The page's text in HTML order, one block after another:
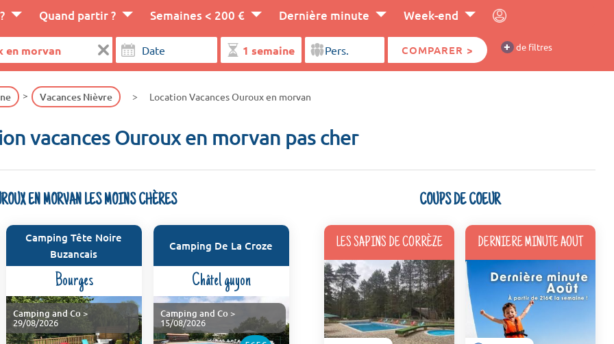
Quand partir ? Semaines < 200 € Dernière minute Week-end
COMPARER > + de filtres
Vacances Nièvre Location Vacances Ouroux en morvan
vacances Ouroux en morvan pas cher
EN MORVAN LES MOINS CHÈRES
Camping Tête Noire
Buzancais
Bourges
Camping and Co>
29/08/2026
Camping De La Croze
Châtel guyon
Camping and Co >
15/08/2026
COUPS DE COEUR
LES SAPINS DE CORRÈZE DERNIERE MINUTE AOUT